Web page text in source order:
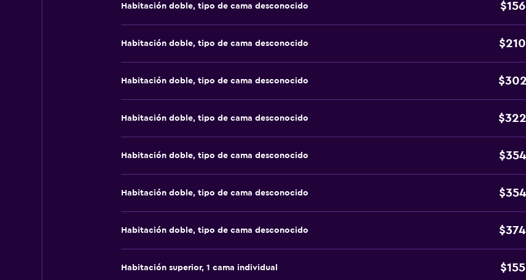
Habitación doble, tipo de cama desconocido $156
Habitación doble, tipo de cama desconocido $210
Habitación doble, tipo de cama desconocido $302
Habitación doble, tipo de cama desconocido $322
Habitación doble, tipo de cama desconocido $354
Habitación doble, tipo de cama desconocido $354
Habitación doble, tipo de cama desconocido $374
Habitación superior, 1 cama individual $155